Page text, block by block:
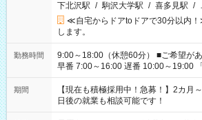
下北沢駅 / 駒沢大学駅 / 喜多見駅 /
≪自宅からドアtoドアで30分以内
します。
勤務時間
9:00～18:00（休憩60分） ■ご希望があれば下記シフトもOK！
早番 7:00～16:00 遅番 10:00～19:00 「家族と休みを合わせた
い」 「余裕を持って夕飯の準備がし
たくない」 など、ご希望を教えてくださいね。
の方へ 今ご覧のお仕事で希望する勤務
の勤務時間。 合計で週40時間を超え
期間
【現在も積極採用中！急募！】2カ
日後の就業も相談可能です！